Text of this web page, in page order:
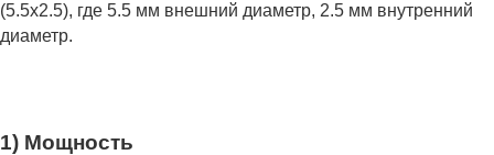
(5.5x2.5), где 5.5 мм внешний диаметр, 2.5 мм внутренний
диаметр.
1) Мощность